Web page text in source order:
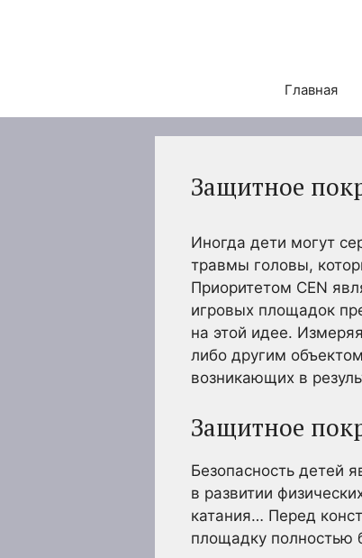
Главная
Защитное
Иногда дети могут
травмы головы,
Приоритетом CEN
игровых площадок
на этой идее.
либо другим
возникающих в
Защитное
Безопасность детей
в развитии
катания… Перед
площадку полностью